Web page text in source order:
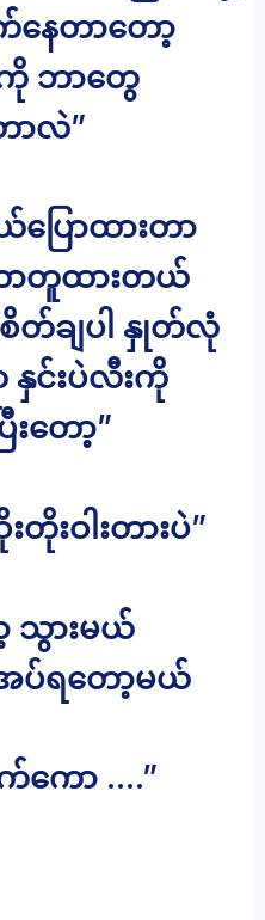
ေတာတော့
ကို ဘာတွေ
ာလဲ”
ြောထားတာ
ာတူထားတယ်
ချပါ နှုတ်လုံ
င်းပဲလီးကို
းတော့”
းဝါးတားပဲ”
သွားမယ်
ရတော့မယ်
ကော ….”